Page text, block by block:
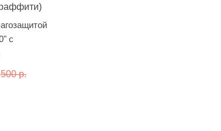
c
р.